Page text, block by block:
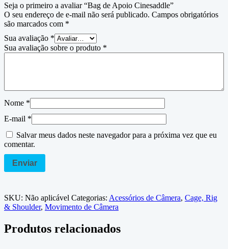
Seja o primeiro a avaliar “Bag de Apoio Cinesaddle”
O seu endereço de e-mail não será publicado. Campos obrigatórios
são marcados com *
Sua avaliação *
Sua avaliação sobre o produto *
Nome *
E-mail *
Salvar meus dados neste navegador para a próxima vez que eu
comentar.
SKU: Não aplicável Categorias: Acessórios de Câmera, Cage, Rig
& Shoulder, Movimento de Câmera
Produtos relacionados